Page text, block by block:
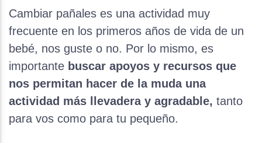
Cambiar pañales es una actividad muy
frecuente en los primeros años de vida de un
bebé, nos guste o no. Por lo mismo, es
importante buscar apoyos y recursos que
nos permitan hacer de la muda una
actividad más llevadera y agradable, tanto
para vos como para tu pequeño.